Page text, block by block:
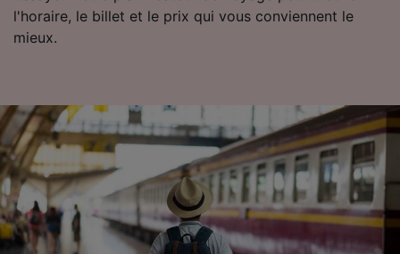
l'horaire, le billet et le prix qui vous conviennent le
mieux.
Utiliser des données de géolocalisation
précises. Analyser activement les
contenu personnalisés, mesure de
performance des publicités et du contenu,
études d’audience et développement de
services.
Liste de nos partenaires (fournisseurs)